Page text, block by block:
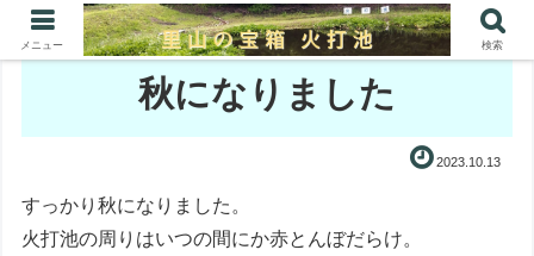
秋になりました
2023.10.13
すっかり秋になりました。
火打池の周りはいつの間にか赤とんぼだらけ。
メニュー 検索